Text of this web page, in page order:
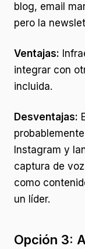
blog, email
pero la
Ventajas:
integrar con
incluida.
Desventajas:
Instagram y
captura de
como
un líder.
Opción 3: